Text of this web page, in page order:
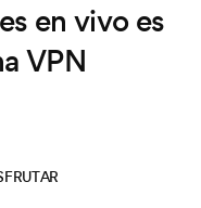
en vivo es
VPN